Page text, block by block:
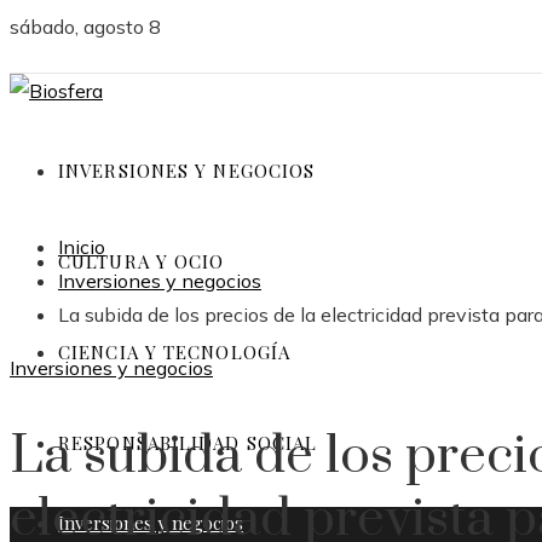
sábado, agosto 8
INVERSIONES Y NEGOCIOS
CULTURA Y OCIO
CIENCIA Y TECNOLOGÍA
RESPONSABILIDAD SOCIAL
Inversiones y negocios
Inicio
Inversiones y negocios
La subida de los precios de la electricidad prevista
Inversiones y negocios
La subida de los
electricidad prevista